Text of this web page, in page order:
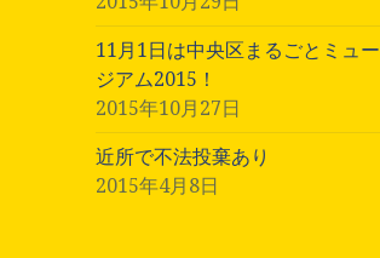
11月1日は中央区まるごとミュー
ジアム2015！
2015年10月27日
近所で不法投棄あり
2015年4月8日